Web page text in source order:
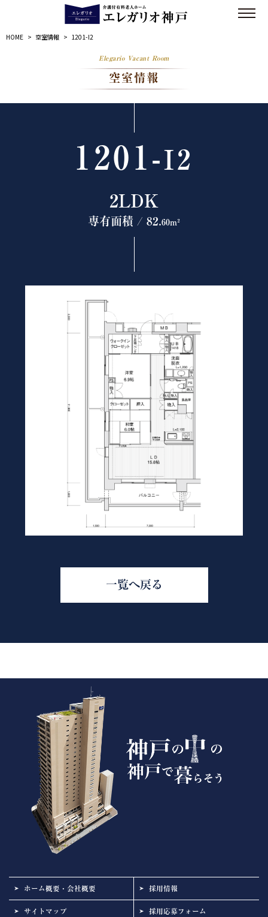
HOME > 空室情報 > 1201-I2
Elegario Vacant Room
空室情報
1201-I2
2LDK
専有面積 / 82.60m²
一覧へ戻る
ホーム概要・会社概要 採用情報
サイトマップ 採用応募フォーム